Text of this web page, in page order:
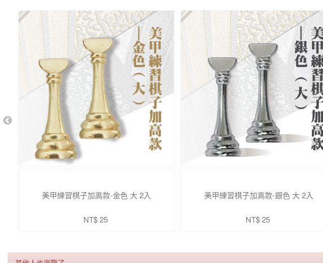
美甲練習棋子加高款-金色 大 2入
NT$ 25
美甲練習棋子加高款-銀色 大 2入
NT$ 25